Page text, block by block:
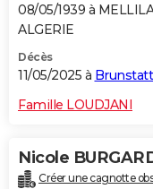
08/05/1939 à
ALGERIE
Décès
11/05/2025 à
Famille LOUDJANI
Nicole
Créer une cagnotte